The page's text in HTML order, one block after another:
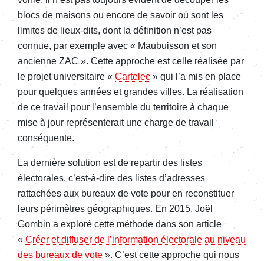
blocs de maisons ou encore de savoir où sont les
limites de lieux-dits, dont la définition n’est pas
connue, par exemple avec « Maubuisson et son
ancienne ZAC ». Cette approche est celle réalisée par
le projet universitaire « Cartelec » qui l’a mis en place
pour quelques années et grandes villes. La réalisation
de ce travail pour l’ensemble du territoire à chaque
mise à jour représenterait une charge de travail
conséquente.
La dernière solution est de repartir des listes
électorales, c’est-à-dire des listes d’adresses
rattachées aux bureaux de vote pour en reconstituer
leurs périmètres géographiques. En 2015, Joël
Gombin a exploré cette méthode dans son article
« Créer et diffuser de l’information électorale au niveau
des bureaux de vote ». C’est cette approche qui nous